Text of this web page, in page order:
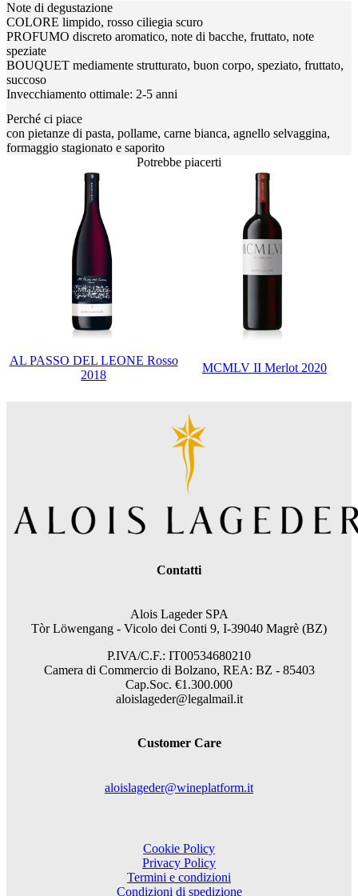
Note di degustazione
COLORE limpido, rosso ciliegia scuro
PROFUMO discreto aromatico, note di bacche, fruttato, note
speziate
BOUQUET mediamente strutturato, buon corpo, speziato, fruttato,
succoso
Invecchiamento ottimale: 2-5 anni
Perché ci piace
con pietanze di pasta, pollame, carne bianca, agnello selvaggina,
formaggio stagionato e saporito
Potrebbe piacerti
AL PASSO DEL LEONE Rosso
2018
MCMLV II Merlot 2020
Contatti
Alois Lageder SPA
Tòr Löwengang - Vicolo dei Conti 9, I-39040 Magrè (BZ)
P.IVA/C.F.: IT00534680210
Camera di Commercio di Bolzano, REA: BZ - 85403
Cap.Soc. €1.300.000
aloislageder@legalmail.it
Customer Care
aloislageder@wineplatform.it
Cookie Policy
Privacy Policy
Termini e condizioni
Condizioni di spedizione